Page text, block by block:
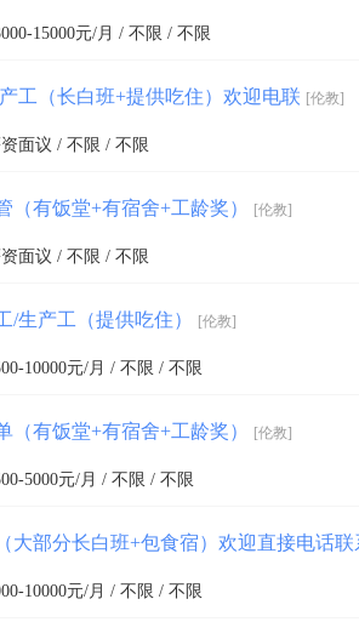
15000元/月 / 不限 / 不限
工（长白班+提供吃住）欢迎电联 [伦教]
面议 / 不限 / 不限
（有饭堂+有宿舍+工龄奖） [伦教]
面议 / 不限 / 不限
/生产工（提供吃住） [伦教]
10000元/月 / 不限 / 不限
（有饭堂+有宿舍+工龄奖） [伦教]
5000元/月 / 不限 / 不限
大部分长白班+包食宿）欢迎直接电话联
10000元/月 / 不限 / 不限